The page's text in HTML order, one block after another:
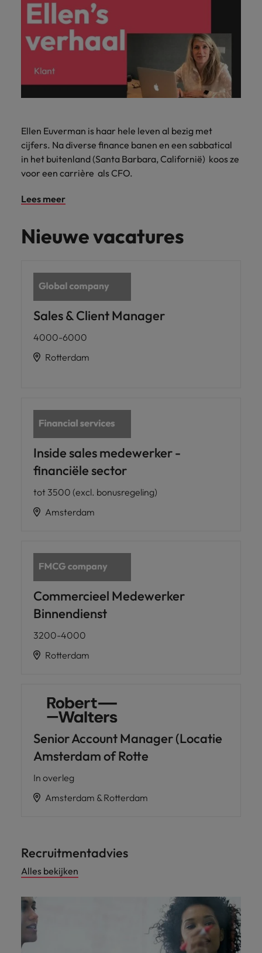
Ellen Euverman is haar hele leven al bezig met
cijfers. Na diverse finance banen en een sabbatical
in het buitenland (Santa Barbara, Californië) koos ze
voor een carrière als CFO.
Lees meer
Nieuwe vacatures
Sales & Client Manager
4000-6000
Rotterdam
Inside sales medewerker -
financiële sector
tot 3500 (excl. bonusregeling)
Amsterdam
Commercieel Medewerker
Binnendienst
3200-4000
Rotterdam
Senior Account Manager (Locatie
Amsterdam of Rotte
In overleg
Amsterdam & Rotterdam
Recruitmentadvies
Alles bekijken